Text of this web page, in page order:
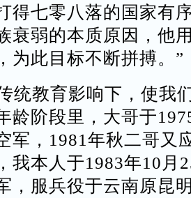
得七零八落的国家有
衰弱的本质原因，他
为此目标不断拼搏。”
统教育影响下，使我
龄阶段里，大哥于
军，1981年秋二哥又
我本人于1983年10月
，服兵役于云南原昆